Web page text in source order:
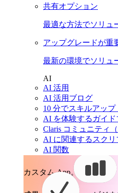
共有オプション
最適な方法でソリュ
アップグレードが重
最新の環境でソリュ
AI
AI 活用
AI 活用ブログ
10 分でスキルアップ
AI を体験するガイ
Claris コミュニティ（
AI に関連するスク
AI 関数
カスタム App。